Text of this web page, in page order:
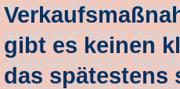
gibt es keinen
das spätestens